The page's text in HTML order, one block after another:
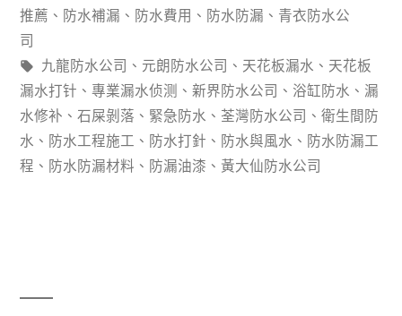
廳
設
計
各
區
推薦 、 防水補漏 、 防水費用 、 防水防漏 、 青衣防水公
司
標
籤:
九龍防水公司 、 元朗防水公司 、 天花板漏水 、 天花板
漏水打针 、 專業漏水侦测 、 新界防水公司 、 浴缸防水 、 漏
水修补 、 石屎剝落 、 緊急防水 、 荃灣防水公司 、 衛生間防
水 、 防水工程施工 、 防水打針 、 防水與風水 、 防水防漏工
程 、 防水防漏材料 、 防漏油漆 、 黃大仙防水公司